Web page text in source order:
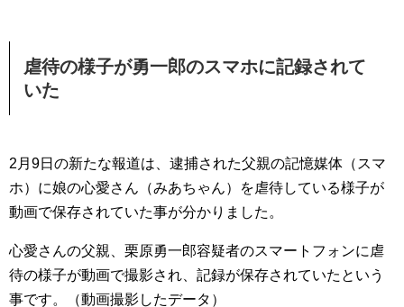
虐待の様子が勇一郎のスマホに記録されて
いた
2月9日の新たな報道は、逮捕された父親の記憶媒体（スマ
ホ）に娘の心愛さん（みあちゃん）を虐待している様子が
動画で保存されていた事が分かりました。
心愛さんの父親、栗原勇一郎容疑者のスマートフォンに虐
待の様子が動画で撮影され、記録が保存されていたという
事です。（動画撮影したデータ）